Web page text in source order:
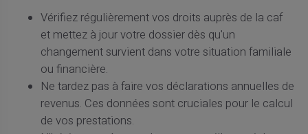
Vérifiez régulièrement vos droits auprès de la caf
et mettez à jour votre dossier dès qu'un
changement survient dans votre situation familiale
ou financière.
Ne tardez pas à faire vos déclarations annuelles de
revenus. Ces données sont cruciales pour le calcul
de vos prestations.